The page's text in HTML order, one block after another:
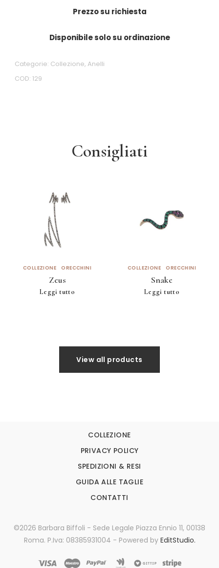
Prezzo su richiesta
Disponibile solo su ordinazione
COD: 129
Categorie: Collezione, Anelli
Consigliati
COLLEZIONE ORECCHINI
Zeus
Leggi tutto
COLLEZIONE ORECCHINI
Snake
Leggi tutto
View all products
COLLEZIONE
PRIVACY POLICY
SPEDIZIONI & RESI
GUIDA ALLE TAGLIE
CONTATTI
©2026 Barbara Biffoli - Sede Legale Piazza Ennio 11, 00138
Roma. P.Iva: 08385931004 - Powered by EditStudio.